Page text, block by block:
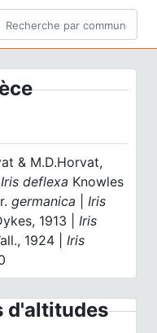
& M.D.Horvat,
Iris deflexa Knowles
germanica |Iris
1913 |Iris
1924 |Iris
d'altitudes